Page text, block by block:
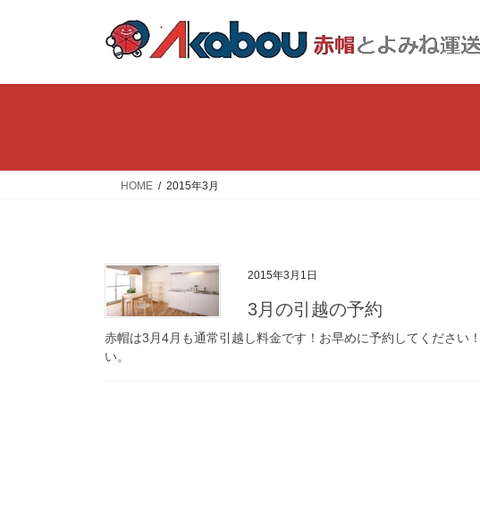
HOME 2015年3月
2015年3月1日
3月の引越の予約
赤帽は3月4月も通常引越し料金です！お早めに予約してください
い。